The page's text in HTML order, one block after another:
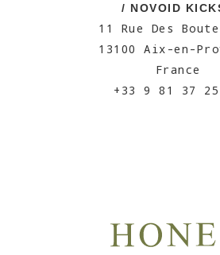
/ NOVOID
11 Rue Des
13100 Aix-en-
France
+33 9 81 37